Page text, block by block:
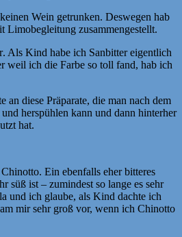
Wein getrunken. Deswegen hab
Limobegleitung zusammengestellt.
. Als Kind habe ich Sanbitter eigentlich
weil ich die Farbe so toll fand, hab ich
an diese Präparate, die man nach dem
herspühlen kann und dann hinterher
hat.
Ein ebenfalls eher bitteres
süß ist – zumindest so lange es sehr
und ich glaube, als Kind dachte ich
mir sehr groß vor, wenn ich Chinotto